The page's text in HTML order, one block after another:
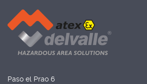
Paso el Prao 6